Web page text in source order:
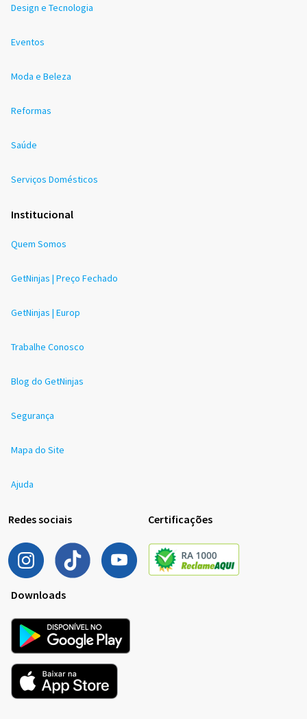
Design e Tecnologia
Eventos
Moda e Beleza
Reformas
Saúde
Serviços Domésticos
Institucional
Quem Somos
GetNinjas | Preço Fechado
GetNinjas | Europ
Trabalhe Conosco
Blog do GetNinjas
Segurança
Mapa do Site
Ajuda
Redes sociais Certificações
Downloads